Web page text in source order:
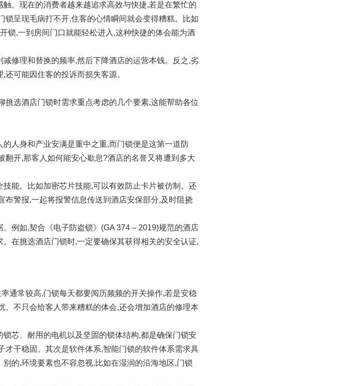
。现在的消费者越来越追求高效与快捷,若是在繁忙的
呈现毛病打不开,住客的心情瞬间就会变得糟糕。比如
锁,一到房间门口就能轻松进入,这种快捷的体会能为酒
修理和替换的频率,然后下降酒店的运营本钱。反之,劣
可能因住客的投诉而损失客源。
选酒店门锁时需求重点考虑的几个要素,这能帮助各位
人身和产业安满是重中之重,而门锁便是这第一道防
开,那客人如何能安心歇息?酒店的名誉又将遭到多大
能。比如加密芯片技能,可以有效防止卡片被仿制。还
警报,一起将报警信息传送到酒店安保部分,及时阻挠
例如,契合《电子防盗锁》(GA 374 – 2019)规范的酒店
在挑选酒店门锁时,一定要确保其获得相关的安全认证,
通常较高,门锁每天都要阅历频频的开关操作,若是安稳
不只会给客人带来糟糕的体会,还会增加酒店的修理本
芯、耐用的电机以及坚固的锁体结构,都是确保门锁安
干稳固。其次是软件体系,智能门锁的软件体系需求具
的,环境要素也不容忽视,比如在湿润的沿海地区,门锁